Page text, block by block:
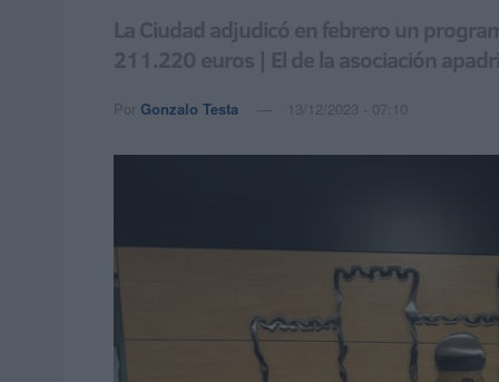
La Ciudad adjudicó en febrero un
211.220 euros | El de la asociación
Por Gonzalo Testa 13/12/2023 - 07:10